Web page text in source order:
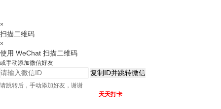
×
扫描二维码
×
使用 WeChat 扫描二维码
或手动添加微信好友
复制ID并跳转微信
请跳转后，手动添加好友，谢谢
天天打卡